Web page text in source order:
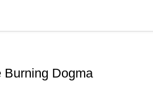
Burning Dogma